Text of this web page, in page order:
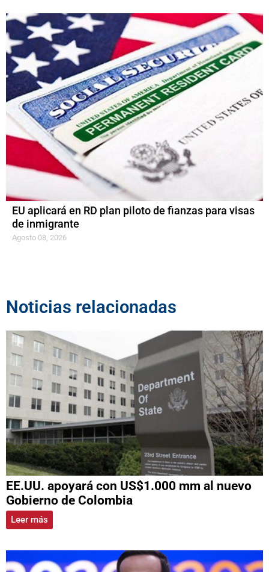
EU aplicará en RD plan piloto de fianzas para visas
de inmigrante
Agosto 08, 2026
Noticias relacionadas
EE.UU. apoyará con US$1.000 mm al nuevo
Gobierno de Colombia
Leer más